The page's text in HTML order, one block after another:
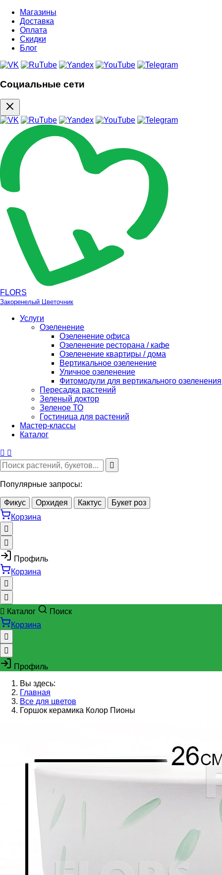
Магазины
Доставка
Оплата
Скидки
Блог
Социальные сети
FLORS
Закоренелый Цветочник
Услуги
Озеленение
Озеленение офиса
Озеленение ресторана / кафе
Озеленение квартиры / дома
Вертикальное озеленение
Уличное озеленение
Фитомодули для вертикального озеленения
Пересадка растений
Зеленый доктор
Зеленое ТО
Гостиница для растений
Мастер-классы
Каталог
Популярные запросы:
Фикус Орхидея Кактус
Букет роз
Корзина
Профиль
Корзина
Каталог
Поиск
Корзина
Профиль
Вы здесь:
Главная
Все для цветов
Горшок керамика Колор Пионы